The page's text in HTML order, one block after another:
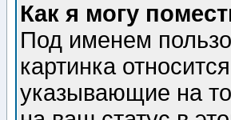
Как я могу
Под именем
картинка
указывающие на